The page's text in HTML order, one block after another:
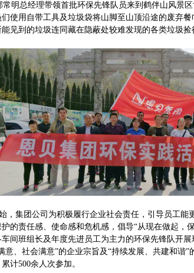
常明总经理带领首批环保先锋队员来到鹤伴山风景区
使用 自带工具及垃圾袋将山脚至山顶沿途的废弃
见到的垃圾连同藏在隐蔽处较难发现的各类垃圾捡
，集团公司 为积极履行企业社会责任， 引导 员工能
的责任感、使命感和危机感，倡导“从现在做起，
间班组长及年度先进员工为主力的环保先锋队开展
意、社会满意”的企业宗旨 及“持续发展、 共建和谐”
累计500余人次参加。